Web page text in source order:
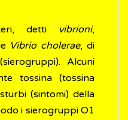
detti vibrioni,
Vibrio cholerae, di
Alcuni
tossina (tossina
(sintomi) della
i sierogruppi O1